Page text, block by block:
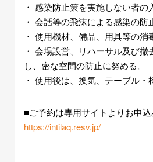
・ 感染防止策を実施しない者の
・ 会話等の飛沫による感染の
・ 使用機材、備品、用具等の消
・ 会場設営、リハーサル及び
し、密な空間の防止に努める。
・ 使用後は、換気、テーブル・
■ご予約は専用サイトよりお申
https://intilaq.resv.jp/